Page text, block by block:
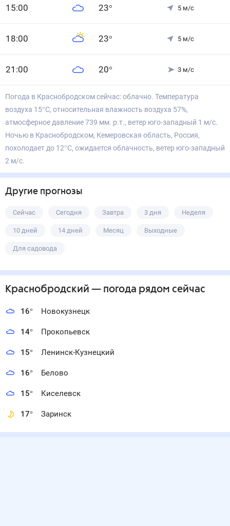
15:00 23° 5 м/с
18:00 23° 5 м/с
21 :00 20° 3 м/с
Погода в Краснобродском сейчас: облачно. Температура
воздуха 15°С, относительная влажность воздуха 57%,
атмосферное давление 739 мм. р.т., ветер юго-западный 1 м/с.
Ночью в Краснобродском, Кемеровская область, Россия,
похолодает до 12°С, ожидается облачность, ветер юго-западный
2 м/с.
Другие прогнозы
Сейчас Сегодня Завтра 3 дня Неделя
10 дней 14 дней Месяц Выходные
Для садовода
Краснобродский — погода рядом сейчас
16° Новокузнецк
14° Прокопьевск
15° Ленинск-Кузнецкий
16° Белово
15° Киселевск
17° Заринск